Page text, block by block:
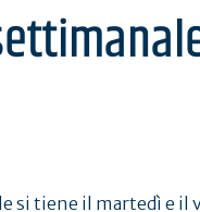
si tiene il martedì e il